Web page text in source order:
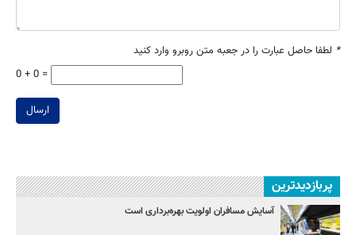
* لطفا حاصل عبارت را در جعبه متن روبرو وارد کنید
0 + 0 =
ارسال
پربازدیدترین
آسایش مسافران اولویت بهره‌برداری است